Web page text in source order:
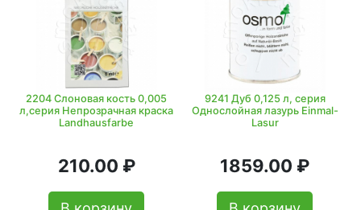
2204 Слоновая кость 0,005
л,серия Непрозрачная краска
Landhausfarbe
210.00 ₽
9241 Дуб 0,125 л, серия
Однослойная лазурь Einmal-
Lasur
1859.00 ₽